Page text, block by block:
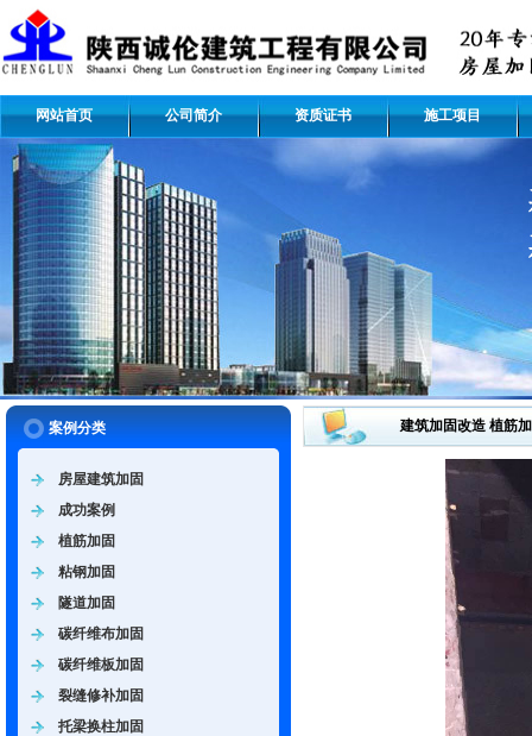
网站首页 公司简介 资质证书 施工项目
案例分类
房屋建筑加固
成功案例
植筋加固
粘钢加固
隧道加固
碳纤维布加固
碳纤维板加固
裂缝修补加固
托梁换柱加固
建筑加固改造 植筋